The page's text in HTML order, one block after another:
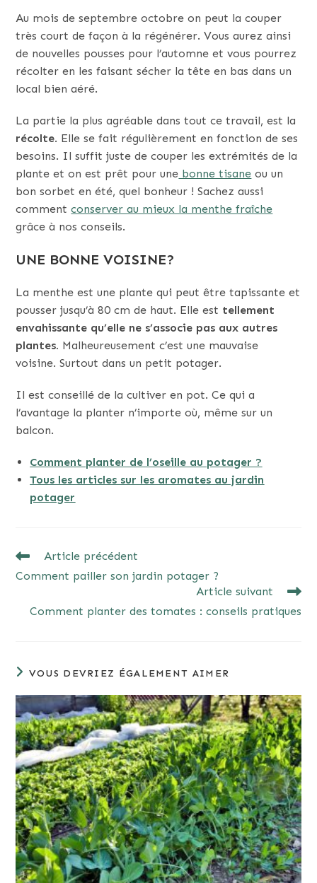
Au mois de septembre octobre on peut la couper
très court de façon à la régénérer. Vous aurez ainsi
de nouvelles pousses pour l’automne et vous pourrez
récolter en les faisant sécher la tête en bas dans un
local bien aéré.
La partie la plus agréable dans tout ce travail, est la
récolte. Elle se fait régulièrement en fonction de ses
besoins. Il suffit juste de couper les extrémités de la
plante et on est prêt pour une bonne tisane ou un
bon sorbet en été, quel bonheur ! Sachez aussi
commentconserver au mieux la menthe fraîche
grâce à nos conseils.
UNE BONNE VOISINE?
La menthe est une plante qui peut être tapissante et
pousser jusqu’à 80 cm de haut. Elle est tellement
envahissante qu’elle ne s’associe pas aux autres
plantes. Malheureusement c’est une mauvaise
voisine. Surtout dans un petit potager.
Il est conseillé de la cultiver en pot. Ce qui a
l’avantage la planter n’importe où, même sur un
balcon.
Comment planter de l’oseille au potager ?
Tous les articles sur les aromates au jardin
potager
READ
ARTICLES
Article précédent
Comment pailler son jardin potager ?
Article suivant
Comment planter des tomates : conseils pratiques
VOUS DEVRIEZ ÉGALEMENT AIMER